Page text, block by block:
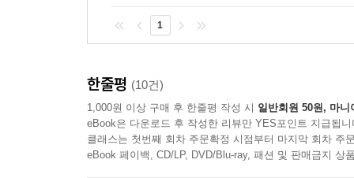
우리 사회의 미래와 떨어질 수 없는 관계임을 아는
1
한줄평 (10건)
1,000원 이상 구매 후 한줄평 작성 시 일반회원 50원, 마니
eBook은 다운로드 후 작성한 리뷰만 YES포인트 지급됩니
클래스는 첫번째 회차 주문확정 시점부터 마지막 회차 주
eBook 페이백, CD/LP, DVD/Blu-ray, 패션 및 판매금지 상